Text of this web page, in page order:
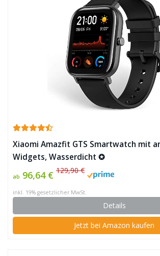
Xiaomi Amazfit GTS Smartwatch mit
Widgets, Wasserdicht ✪
ab 96,64 € 129,90 €
inkl. 19% gesetzlicher MwSt.
Details
Jetzt bei Amazon kaufen